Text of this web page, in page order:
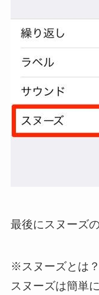
最後にスヌーズ
※スヌーズとは？
スヌーズは簡単